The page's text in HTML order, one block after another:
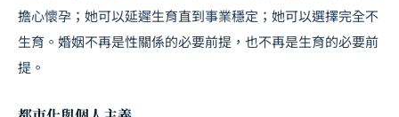
擔心懷孕；她可以延遲生育直到事業穩定；她可以選擇完全不
生育。婚姻不再是性關係的必要前提，也不再是生育的必要前
提。